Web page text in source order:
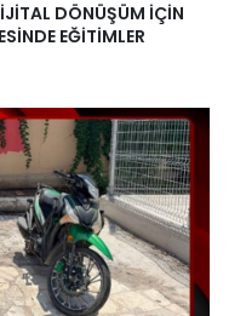
DÖNÜŞÜM İÇİN
EĞİTİMLER